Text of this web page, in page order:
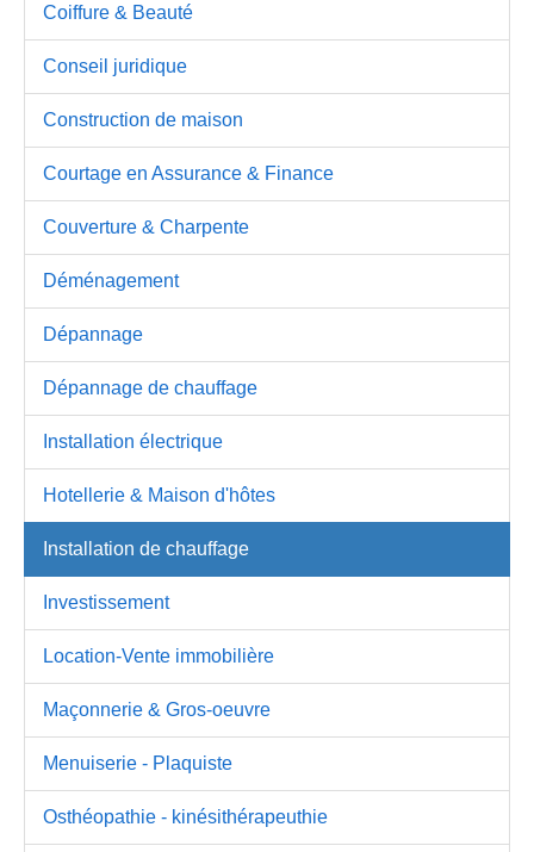
Coiffure & Beauté
Conseil juridique
Construction de maison
Courtage en Assurance & Finance
Couverture & Charpente
Déménagement
Dépannage
Dépannage de chauffage
Installation électrique
Hotellerie & Maison d'hôtes
Installation de chauffage
Investissement
Location-Vente immobilière
Maçonnerie & Gros-oeuvre
Menuiserie - Plaquiste
Osthéopathie - kinésithérapeuthie